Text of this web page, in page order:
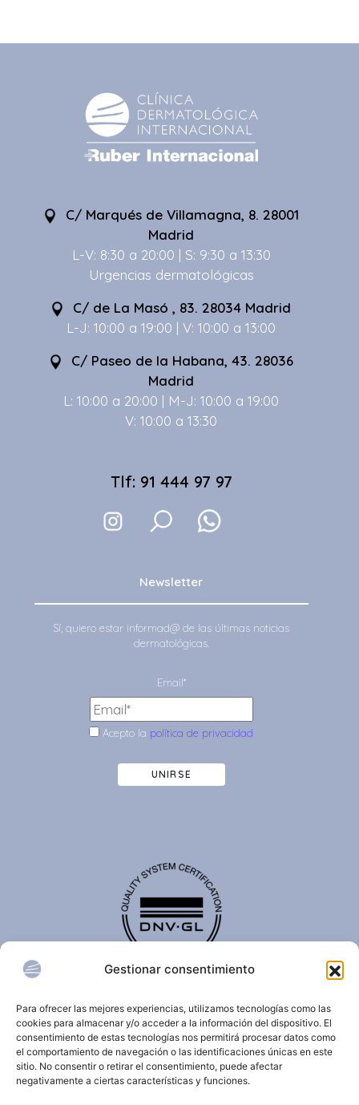
Gestionar consentimiento
Para ofrecer las mejores experiencias, utilizamos tecnologías como las
cookies para almacenar y/o acceder a la información del dispositivo. El
consentimiento de estas tecnologías nos permitirá procesar datos como
el comportamiento de navegación o las identificaciones únicas en este
sitio. No consentir o retirar el consentimiento, puede afectar
negativamente a ciertas características y funciones.
C/ Marqués de Villamagna, 8. 28001
Madrid
L-V: 8:30 a 20:00 | S: 9:30 a 13:30
Urgencias dermatológicas
C/ de La Masó , 83. 28034 Madrid
L-J: 10:00 a 19:00 | V: 10:00 a 13:00
C/ Paseo de la Habana, 43. 28036
Madrid
L: 10:00 a 20:00 | M-J: 10:00 a 19:00
V: 10:00 a 13:30
Tlf: 91 444 97 97
Newsletter
Sí, quiero estar informad@ de las últimas noticias
dermatológicas.
Email*
Acepto la política de privacidad
UNIRSE
internacionalmente y confirma que una organización
cumple con estándares de calidad, seguridad,
sostenibilidad y/o gestión.